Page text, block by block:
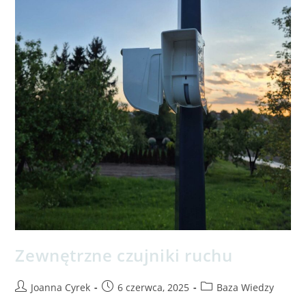
Zewnętrzne czujniki ruchu
Joanna Cyrek 6 czerwca, 2025 Baza Wiedzy